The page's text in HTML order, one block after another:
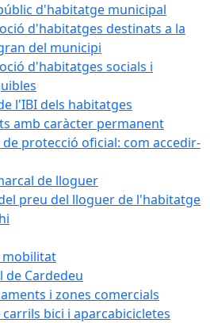
d'habitatge municipal
d'habitatges destinats a la
del municipi
d'habitatges socials i
l'IBI dels habitatges
amb caràcter permanent
protecció oficial: com accedir-
de lloguer
preu del lloguer de l'habitatge
mobilitat
de Cardedeu
i zones comercials
carrils bici i aparcabicicletes